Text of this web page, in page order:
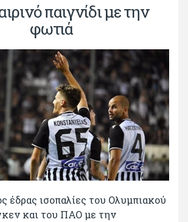
παιγνίδι με την
φωτιά
έδρας ισοπαλίες του Ολυμπιακού
και του ΠΑΟ με την